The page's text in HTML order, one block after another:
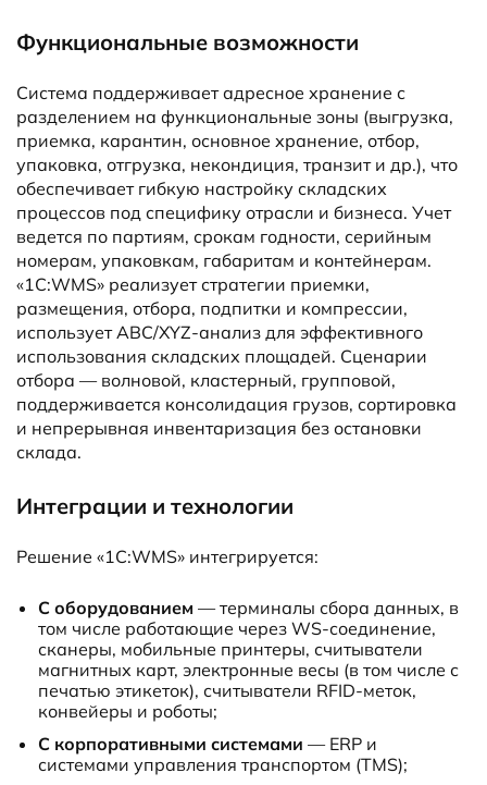
Функциональные возможности
Система поддерживает адресное хранение с
разделением на функциональные зоны (выгрузка,
приемка, карантин, основное хранение, отбор,
упаковка, отгрузка, некондиция, транзит и др.), что
обеспечивает гибкую настройку складских
процессов под специфику отрасли и бизнеса. Учет
ведется по партиям, срокам годности, серийным
номерам, упаковкам, габаритам и контейнерам.
«1С:WMS» реализует стратегии приемки,
размещения, отбора, подпитки и компрессии,
использует ABC/XYZ-анализ для эффективного
использования складских площадей. Сценарии
отбора — волновой, кластерный, групповой,
поддерживается консолидация грузов, сортировка
и непрерывная инвентаризация без остановки
склада.
Интеграции и технологии
Решение «1С:WMS» интегрируется:
С оборудованием — терминалы сбора данных, в
том числе работающие через WS-соединение,
сканеры, мобильные принтеры, считыватели
магнитных карт, электронные весы (в том числе с
печатью этикеток), считыватели RFID-меток,
конвейеры и роботы;
С корпоративными системами — ERP и
системами управления транспортом (TMS);